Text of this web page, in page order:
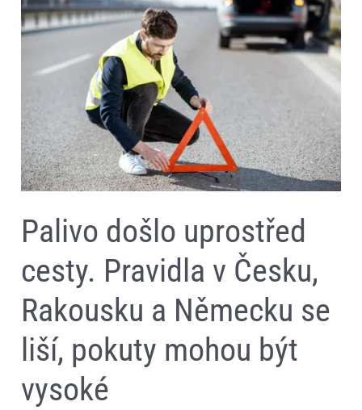
Palivo došlo uprostřed
cesty. Pravidla v Česku,
Rakousku a Německu se
liší, pokuty mohou být
vysoké
uprostřed
cesty.
Pravidla
Česku,
Rakousku
Německu
liší,
pokuty
mohou
být
vysoké